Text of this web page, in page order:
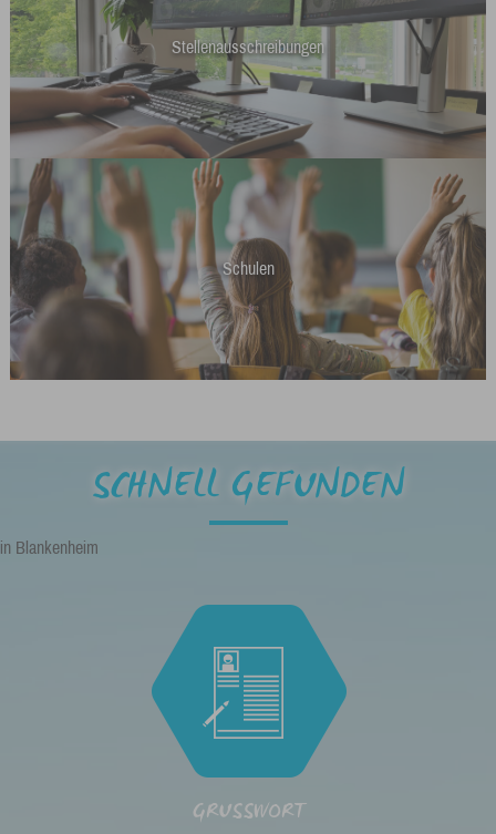
Stellenausschreibungen
Schulen
SCHNELL GEFUNDEN
in Blankenheim
GRUSSWORT